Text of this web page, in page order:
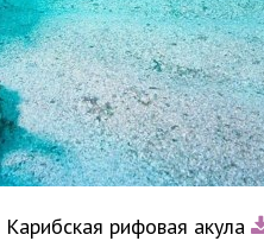
Карибская рифовая акула